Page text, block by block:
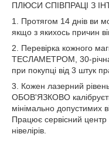
ПЛЮСИ СПІВПРАЦІ З
1. Протягом 14 днів ви
якщо з якихось причин
2. Перевірка кожного
ТЕСЛАМЕТРОМ, 30-річна
при покупці від 3 штук
3. Кожен лазерний
ОБОВ'ЯЗКОВО
мінімально допустимих
Працює сервісний
нівелірів.